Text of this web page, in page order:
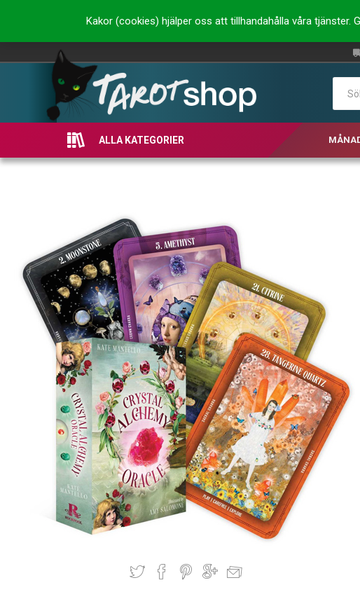
Kakor (cookies) hjälper oss att tillhandahålla våra tjänster.
ALLA KATEGORIER